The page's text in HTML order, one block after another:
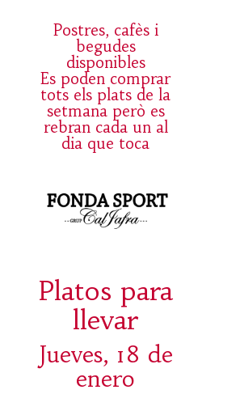
Postres, cafès i
begudes
disponibles
Es poden comprar
tots els plats de la
setmana però es
rebran cada un al
dia que toca
Platos para
llevar
Jueves, 18 de
enero